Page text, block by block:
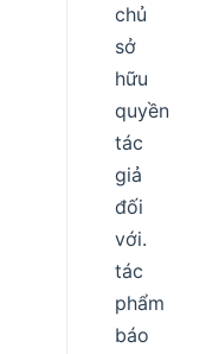
chủ
sở
hữu
quyền
tác
giả
đối
với.
tác
phẩm
báo